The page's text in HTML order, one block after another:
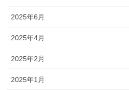
2025年6月
2025年4月
2025年2月
2025年1月